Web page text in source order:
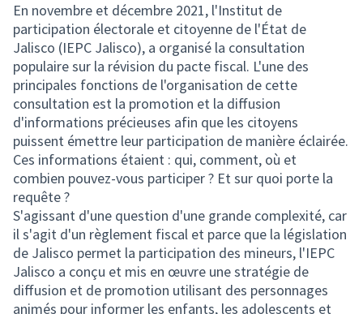
En novembre et décembre 2021, l'Institut de
participation électorale et citoyenne de l'État de
Jalisco (IEPC Jalisco), a organisé la consultation
populaire sur la révision du pacte fiscal. L'une des
principales fonctions de l'organisation de cette
consultation est la promotion et la diffusion
d'informations précieuses afin que les citoyens
puissent émettre leur participation de manière éclairée.
Ces informations étaient : qui, comment, où et
combien pouvez-vous participer ? Et sur quoi porte la
requête ?
S'agissant d'une question d'une grande complexité, car
il s'agit d'un règlement fiscal et parce que la législation
de Jalisco permet la participation des mineurs, l'IEPC
Jalisco a conçu et mis en œuvre une stratégie de
diffusion et de promotion utilisant des personnages
animés pour informer les enfants, les adolescents et